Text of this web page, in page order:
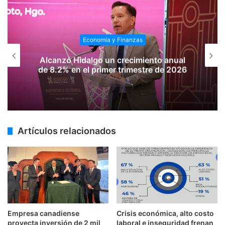
Economía y Finanzas
Alcanzó Hidalgo un crecimiento anual
de 8.2% en el primer trimestre de 2026
Artículos relacionados
Empresa canadiense
proyecta inversión de 2 mil
Crisis económica, alto costo
laboral e inseguridad frenan